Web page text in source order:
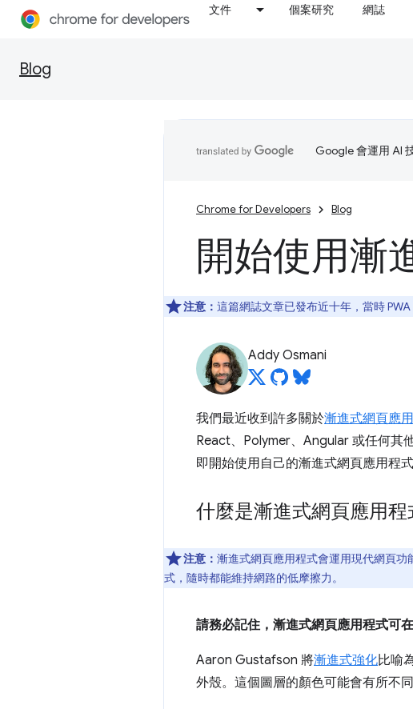
文件 個案研究 網誌
Blog
Google 會運用 AI
Chrome for Developers Blog
開始使用漸
注意： 這篇網誌文章已發布近十年，當時
Addy Osmani
我們最近收到許多關於漸進式網頁應
React、Polymer、Angular 或任何其
即開始使用自己的漸進式網頁應用程式
什麼是漸進式網頁應用程
注意： 漸進式網頁應用程式會運用現代網頁
式，隨時都能維持網路的低摩擦力。
請務必記住，漸進式網頁應用程式可
Aaron Gustafson 將漸進式強化比喻
外殼。這個圖層的顏色可能會有所不